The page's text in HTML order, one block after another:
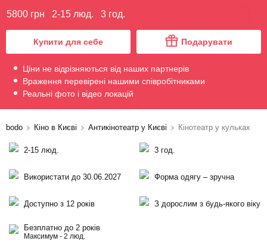
5800 грн 2-15 люд. 3 год.
Купити для себе Подарувати
Ціни не відрізняються від наших партнерів
Враження перевірені нашими співробітниками
Реальні фото і відео локацій
bodo Кіно в Києві Антикінотеатр у Києві Кінотеатр у кульках
2-15 люд. 3 год.
Використати до 30.06.2027 Форма одягу – зручна
Доступно з 12 років З дорослим з будь-якого віку
Безплатно до 2 років
Максимум - 2 люд.